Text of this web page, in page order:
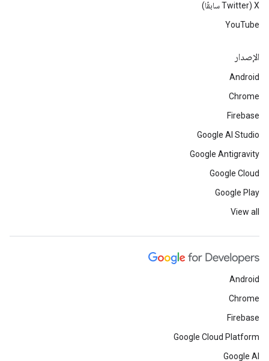
‫X ‏(Twitter سابقًا)
YouTube
الإصدار
Android
Chrome
Firebase
Google AI Studio
Google Antigravity
Google Cloud
Google Play
View all
Android
Chrome
Firebase
Google Cloud Platform
Google AI